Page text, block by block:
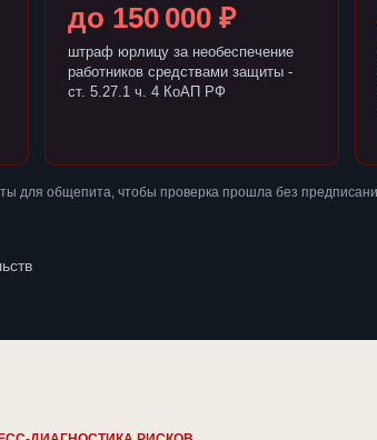
до 150 000 ₽
штраф юрлицу за необеспечение
работников средствами защиты -
ст. 5.27.1 ч. 4 КоАП РФ
для общепита, чтобы проверка прошла без